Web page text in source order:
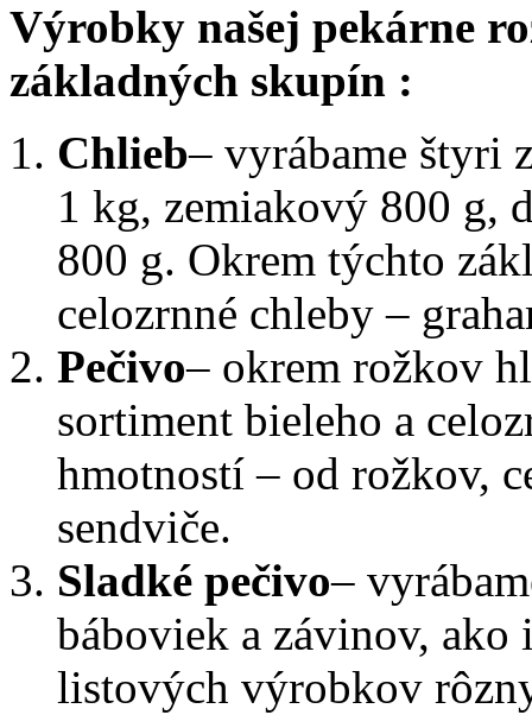
Výrobky našej pekárne
základných skupín :
Chlieb– vyrábame štyri
1 kg, zemiakový 800 g,
800 g. Okrem týchto
celozrnné chleby –
Pečivo– okrem rožkov
sortiment bieleho a
hmotností – od rožkov,
sendviče.
Sladké pečivo–
báboviek a závinov,
listových výrobkov